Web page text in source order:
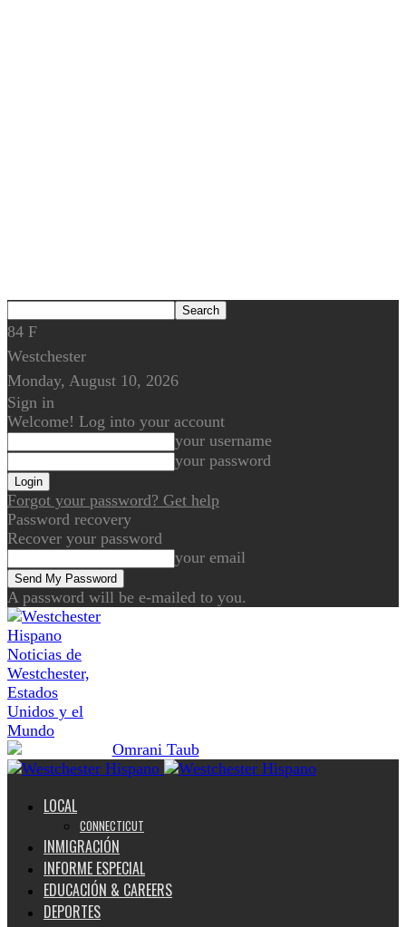
84 F
Westchester
Monday, August 10, 2026
Sign in
Welcome! Log into your account
your username
your password
Forgot your password? Get help
Password recovery
Recover your password
your email
A password will be e-mailed to you.
Noticias de
Westchester,
Estados
Unidos y el
Mundo
LOCAL
CONNECTICUT
INMIGRACIÓN
INFORME ESPECIAL
EDUCACIÓN & CAREERS
DEPORTES